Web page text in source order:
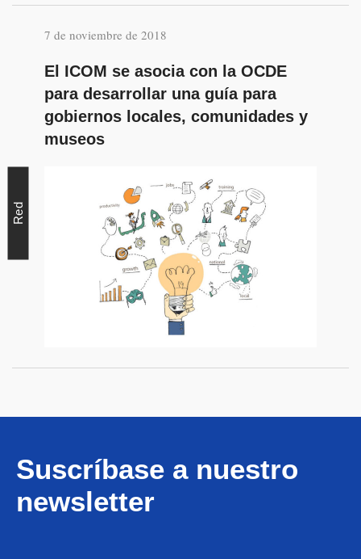
7 de noviembre de 2018
El ICOM se asocia con la OCDE
para desarrollar una guía para
gobiernos locales, comunidades y
museos
Red
Suscríbase a nuestro
newsletter